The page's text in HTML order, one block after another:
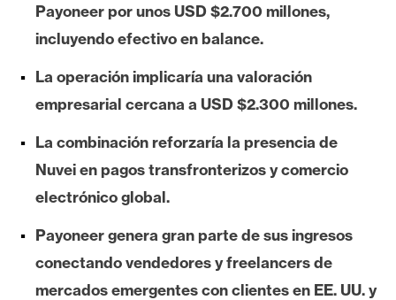
I
A
A
n
á
l
i
s
Payoneer por unos USD $2.700 millones,
incluyendo efectivo en balance.
La operación implicaría una valoración
empresarial cercana a USD $2.300 millones.
La combinación reforzaría la presencia de
Nuvei en pagos transfronterizos y comercio
electrónico global.
Payoneer genera gran parte de sus ingresos
conectando vendedores y freelancers de
mercados emergentes con clientes en EE. UU. y